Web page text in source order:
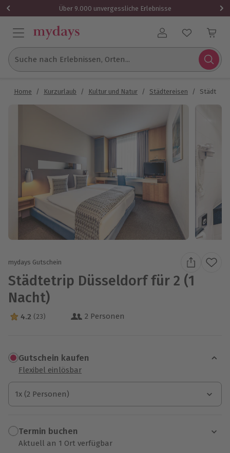
Über 9.000 unvergessliche Erlebnisse
Benutzerkonto
Suche nach Erlebnissen, Orten...
Home / Kurzurlaub / Kultur und Natur / Städtereisen /
mydays Gutschein
Städtetrip Düsseldorf für 2 (1
Nacht)
4.2 Sterne von 5 aus 23 Bewertungen
4.2 (23) 2 Personen
Gutschein kaufen
Flexibel einlösbar
1x (2 Personen)
1x (2 Personen)
1x (2 Personen)
Termin buchen
Aktuell an 1 Ort verfügbar